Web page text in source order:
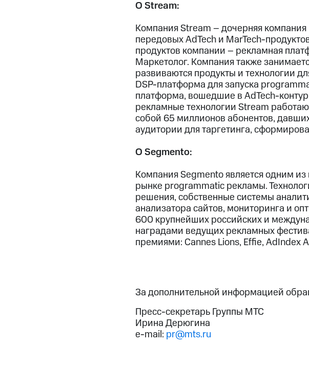
ОStream:
Компания Stream – дочерняя
передовых AdTech и MarTech-
продуктов компании – рекламная
Маркетолог. Компания также
развиваются продукты и технологии
DSP-платформа для запуска
платформа, вошедшие в AdTech-
рекламные технологии Stream
собой 65 миллионов абонентов,
аудитории для таргетинга,
ОSegmento:
Компания Segmento является одним
рынке programmatic рекламы.
решения, собственные системы
анализатора сайтов, мониторинга и
600 крупнейших российских и
наградами ведущих рекламных
премиями: Cannes Lions, Effie, AdIndex
За дополнительной информацией
Пресс-секретарь Группы МТС
Ирина Дерюгина
e-mail: pr@mts.ru